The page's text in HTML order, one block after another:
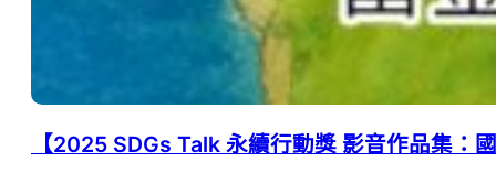
【2025 SDGs Talk 永續行動獎 影音作品集